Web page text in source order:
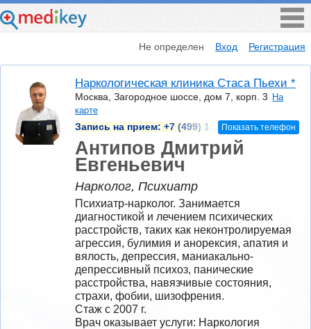
Не определен Вход Регистрация
Наркологическая клиника Стаса Пьехи *
Москва, Загородное шоссе, дом 7, корп. 3 На
карте
Запись на прием: +7 (499) 1 Показать телефон
Антипов Дмитрий
Евгеньевич
Нарколог, Психиатр
Психиатр-нарколог. Занимается
диагностикой и лечением психических
расстройств, таких как неконтролируемая
агрессия, булимия и анорексия, апатия и
вялость, депрессия, маниакально-
депрессивный психоз, панические
расстройства, навязчивые состояния,
страхи, фобии, шизофрения.
Стаж с 2007 г.
Врач оказывает услуги: Наркология